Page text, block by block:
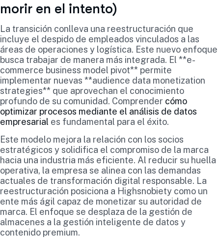
morir en el intento)
La transición conlleva una reestructuración que
incluye el despido de empleados vinculados a las
áreas de operaciones y logística. Este nuevo enfoque
busca trabajar de manera más integrada. El **e-
commerce business model pivot** permite
implementar nuevas **audience data monetization
strategies** que aprovechan el conocimiento
profundo de su comunidad. Comprender cómo
optimizar procesos mediante el análisis de datos
empresarial es fundamental para el éxito.
Este modelo mejora la relación con los socios
estratégicos y solidifica el compromiso de la marca
hacia una industria más eficiente. Al reducir su huella
operativa, la empresa se alinea con las demandas
actuales de transformación digital responsable. La
reestructuración posiciona a Highsnobiety como un
ente más ágil capaz de monetizar su autoridad de
marca. El enfoque se desplaza de la gestión de
almacenes a la gestión inteligente de datos y
contenido premium.